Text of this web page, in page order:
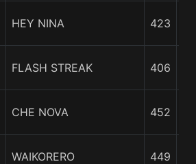
HEY NINA 423
FLASH STREAK 406
CHE NOVA 452
WAIKORERO 449